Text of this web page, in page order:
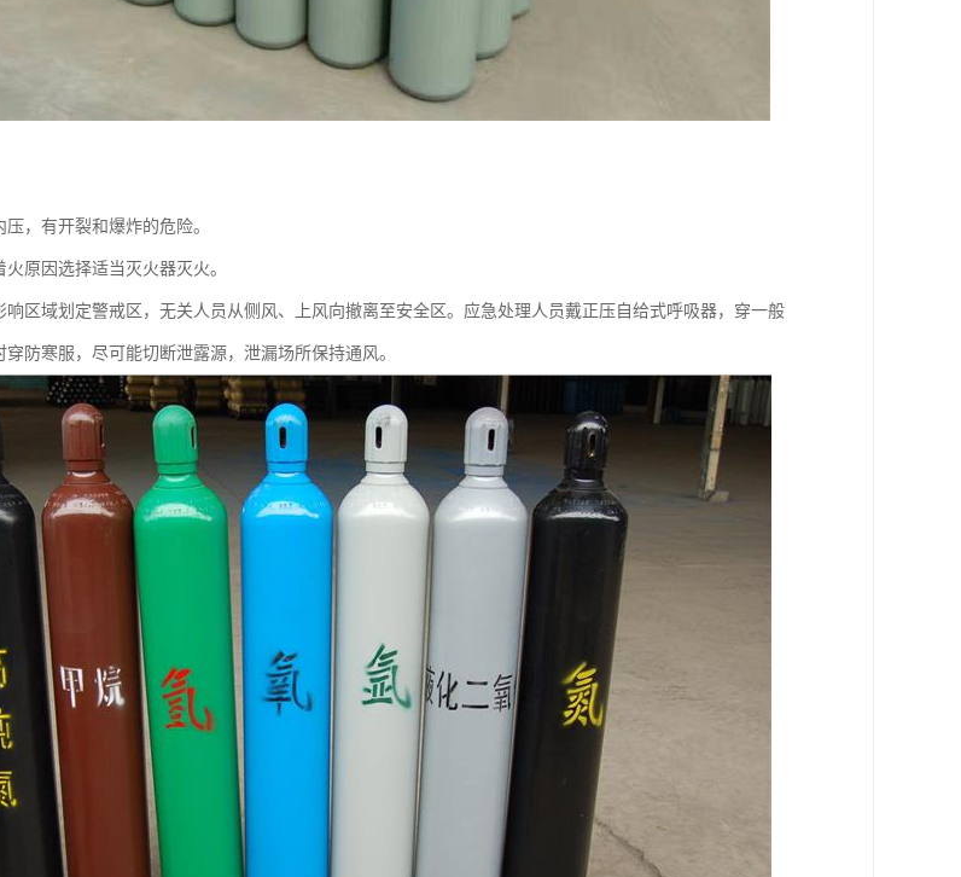
，有开裂和爆炸的危险。
原因选择适当灭火器灭火。
响区域划定警戒区，无关人员从侧风、上风向撤离至安全区。应急处理人员戴正压自给式呼吸器，穿一般
防寒服，尽可能切断泄露源，泄漏场所保持通风。